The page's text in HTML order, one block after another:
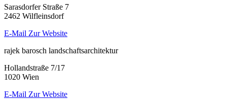
Sarasdorfer Straße 7
2462 Wilfleinsdorf
E-Mail Zur Website
rajek barosch landschaftsarchitektur
Hollandstraße 7/17
1020 Wien
E-Mail Zur Website